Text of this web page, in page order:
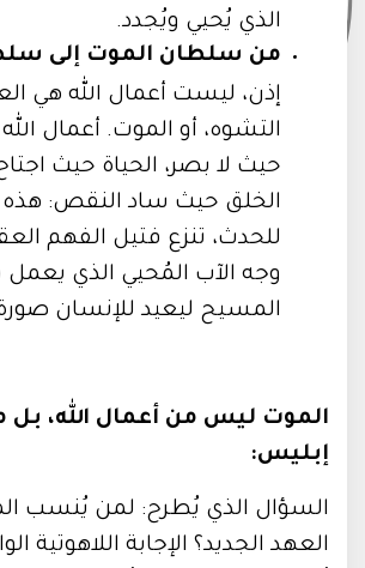
الذي يُحيي ويُجدد.
من سلطان الموت إلى
إذن، ليست أعمال الله هي
التشوه، أو الموت. أعمال
حيث لا بصر، الحياة حيث
الخلق حيث ساد النقص: هذه
للحدث، تنزع فتيل الفهم
وجه الآب المُحيي الذي
المسيح ليعيد للإنسان صورة
الموت ليس من أعمال الله،
إبليس:
السؤال الذي يُطرح: لمن يُنسب
العهد الجديد؟ الإجابة اللاهوتية